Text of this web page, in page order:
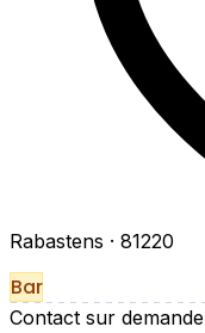
Rabastens · 81220
Bar
Contact sur demande